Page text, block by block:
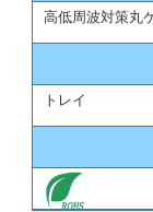
高低周波対策丸
トレイ